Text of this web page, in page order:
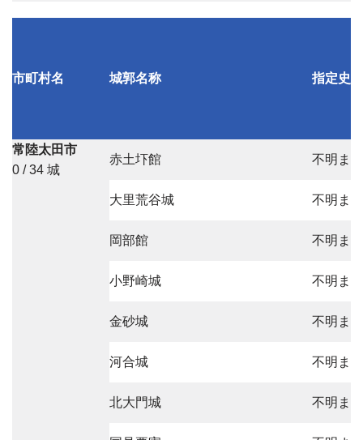
市町村名 城郭名称 指定史跡
常陸太田市
0 / 34 城
赤土圷館 不明ま
大里荒谷城 不明ま
岡部館 不明ま
小野崎城 不明ま
金砂城 不明ま
河合城 不明ま
北大門城 不明ま